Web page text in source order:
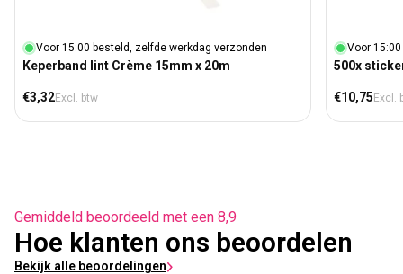
Voor 15:00 besteld, zelfde werkdag verzonden
Keperband lint Crème 15mm x 20m
Normale prijs
€3,32Excl. btw
Voor
500x
Normale
€10,75Excl.
Gemiddeld beoordeeld met een 8,9
Hoe klanten ons beoordelen
Bekijk alle beoordelingen